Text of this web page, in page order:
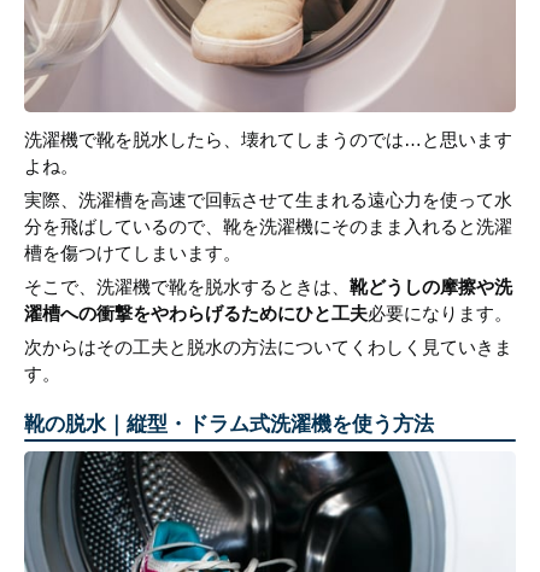
洗濯機で靴を脱水したら、壊れてしまうのでは…と思います
よね。
実際、洗濯槽を高速で回転させて生まれる遠心力を使って水
分を飛ばしているので、靴を洗濯機にそのまま入れると洗濯
槽を傷つけてしまいます。
そこで、洗濯機で靴を脱水するときは、 靴どうしの摩擦や洗
濯槽への衝撃をやわらげるためにひと工夫必要になります。
次からはその工夫と脱水の方法についてくわしく見ていきま
す。
靴の脱水｜縦型・ドラム式洗濯機を使う方法